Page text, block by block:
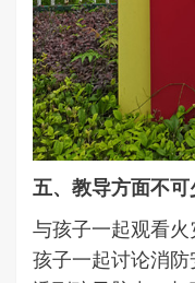
五、教导方面不可
与孩子一起观看
孩子一起讨论消